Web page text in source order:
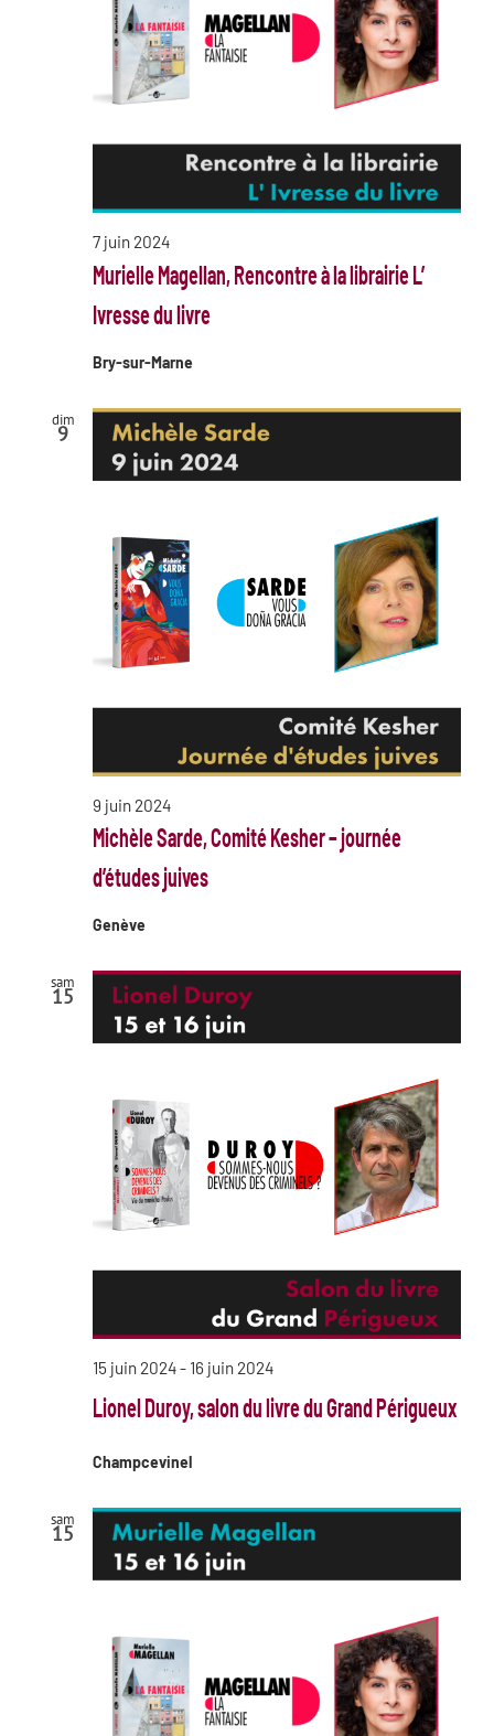
Murielle Magellan, Rencontre à la librairie L’
Ivresse du livre
7 juin 2024
Bry-sur-Marne
dim
9
Michèle Sarde, Comité Kesher – journée
d’études juives
9 juin 2024
Genève
sam
15
Lionel Duroy, salon du livre du Grand Périgueux
15 juin 2024- 16 juin 2024
Champcevinel
sam
15